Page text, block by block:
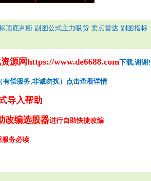
顶底判断 副图公式主力吸货 卖点雷达 副图指标
源网https://www.de6688.com下载,谢谢!
偿服务,非诚勿扰） 点击查看详情
导入帮助
改编选股器进行自助快捷改编
服务必读